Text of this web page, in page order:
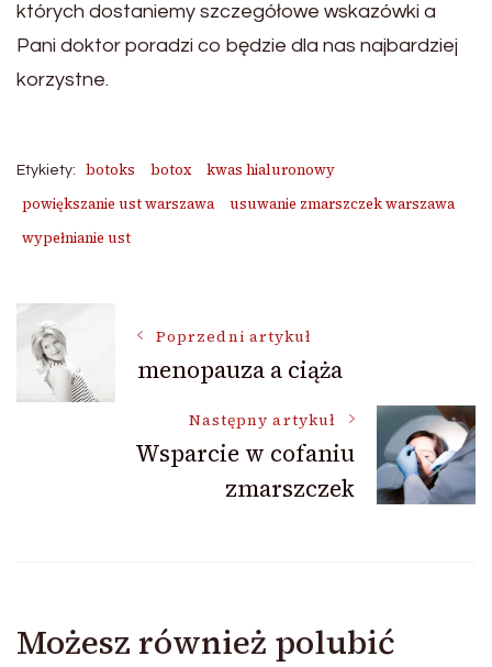
których dostaniemy szczegółowe wskazówki a
Pani doktor poradzi co będzie dla nas najbardziej
korzystne.
Etykiety: botoks botox
kwas hialuronowy
powiększanie ust warszawa
usuwanie zmarszczek warszawa
wypełnianie ust
Nawigacja
wpisu
Poprzedni artykuł
menopauza a ciąża
Następny artykuł
Wsparcie w cofaniu
zmarszczek
Możesz również polubić